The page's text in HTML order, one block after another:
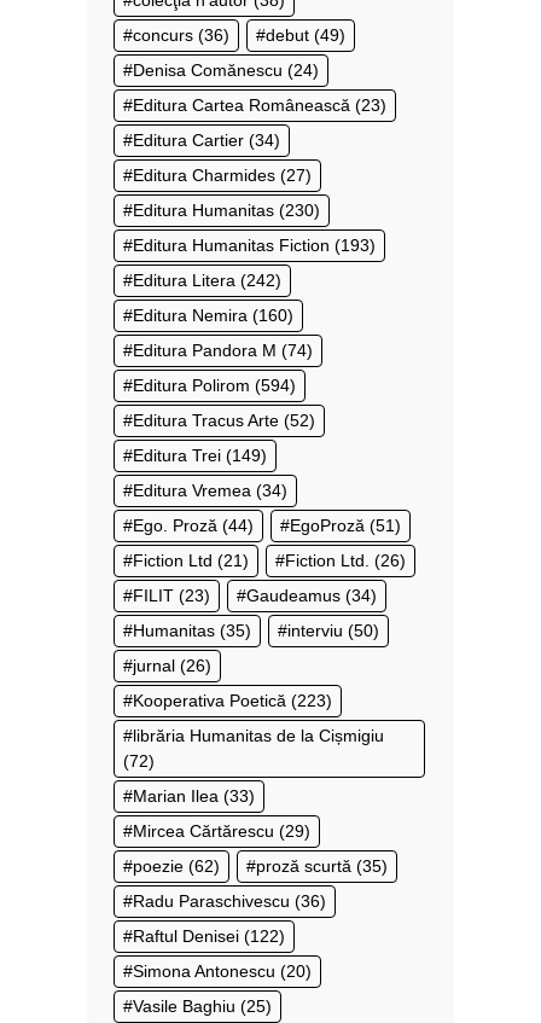
concurs (36) debut (49)
Denisa Comănescu (24)
Editura Cartea Românească (23)
Editura Cartier (34)
Editura Charmides (27)
Editura Humanitas (230)
Editura Humanitas Fiction (193)
Editura Litera (242)
Editura Nemira (160)
Editura Pandora M (74)
Editura Polirom (594)
Editura Tracus Arte (52)
Editura Trei (149)
Editura Vremea (34)
Ego. Proză (44) EgoProză (51)
Fiction Ltd (21) Fiction Ltd. (26)
FILIT (23) Gaudeamus (34)
Humanitas (35) interviu (50)
jurnal (26)
Kooperativa Poetică (223)
librăria Humanitas de la Cișmigiu
(72)
Marian Ilea (33)
Mircea Cărtărescu (29)
poezie (62) proză scurtă (35)
Radu Paraschivescu (36)
Raftul Denisei (122)
Simona Antonescu (20)
Vasile Baghiu (25)